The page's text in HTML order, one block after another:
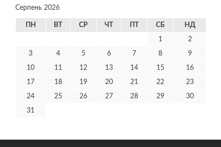
Серпень 2026
ПН ВТ СР ЧТ СБ НД
1 2
3 4 5 6 7 8 9
10 11 12 13 14 15 16
17 18 19 20 21 22 23
24 25 26 27 28 29 30
31